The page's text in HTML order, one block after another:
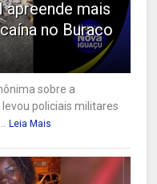
mais
no Buraco
sobre a
policiais militares
Leia Mais